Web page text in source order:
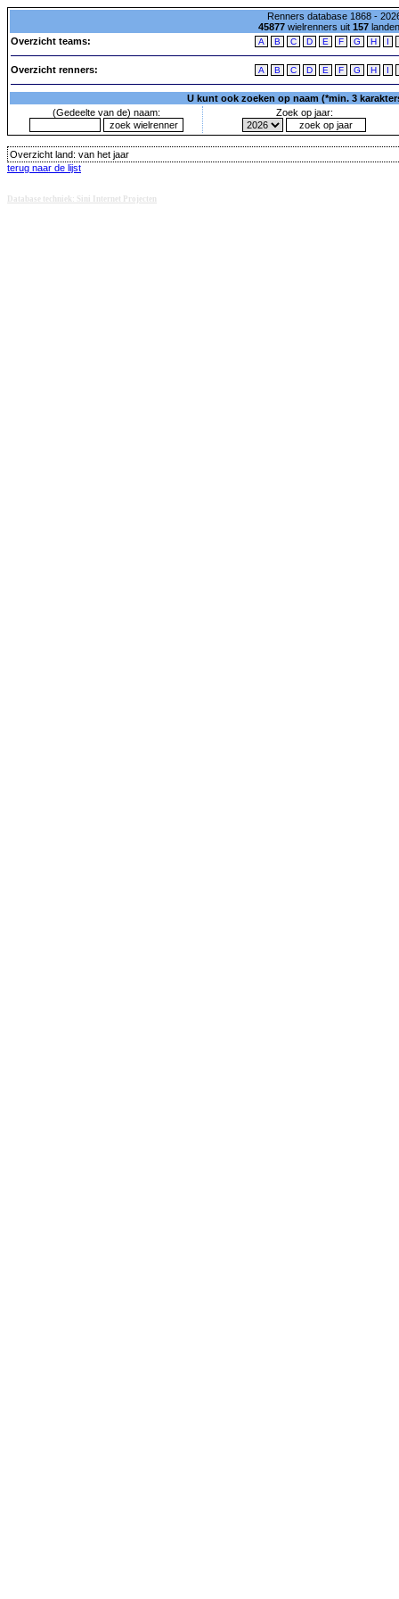
Renners database 1868 -
45877wielrenners uit 157
Overzicht teams:
A B C D E F G H I
Overzicht renners: A B C D E F G H I
U kunt ook zoeken op naam (*min. 3
(Gedeelte van de) naam:
Zoek op jaar:
Overzicht land: van het jaar
terug naar de lijst
Database techniek: Sini Internet Projecten